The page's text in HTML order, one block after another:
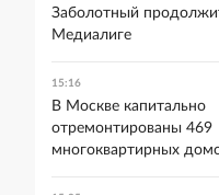
Заболотный
Медиалиге
15:16
В Москве капитально
отремонтированы 469
многоквартирных